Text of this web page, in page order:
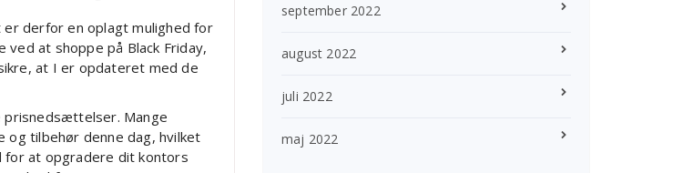
derfor en oplagt mulighed for
at shoppe på Black Friday,
at I er opdateret med de
prisnedsættelser. Mange
og tilbehør denne dag, hvilket
for at opgradere dit kontors
september 2022
august 2022
juli 2022
maj 2022